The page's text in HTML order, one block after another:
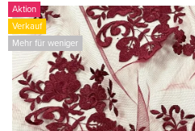
Aktion
Verkauf
Mehr für weniger